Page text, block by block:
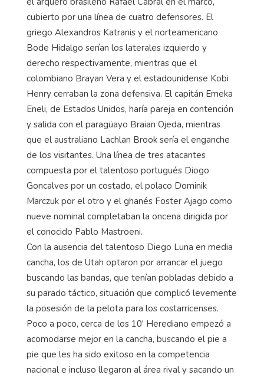
cubierto por una línea de cuatro defensores. El
griego Alexandros Katranis y el norteamericano
Bode Hidalgo serían los laterales izquierdo y
derecho respectivamente, mientras que el
colombiano Brayan Vera y el estadounidense Kobi
Henry cerraban la zona defensiva. El capitán Emeka
Eneli, de Estados Unidos, haría pareja en contención
y salida con el paragüayo Braian Ojeda, mientras
que el australiano Lachlan Brook sería el enganche
de los visitantes. Una línea de tres atacantes
compuesta por el talentoso portugués Diogo
Goncalves por un costado, el polaco Dominik
Marczuk por el otro y el ghanés Foster Ajago como
nueve nominal completaban la oncena dirigida por
el conocido Pablo Mastroeni.
Con la ausencia del talentoso Diego Luna en media
cancha, los de Utah optaron por arrancar el juego
buscando las bandas, que tenían pobladas debido a
su parado táctico, situación que complicó levemente
la posesión de la pelota para los costarricenses.
Poco a poco, cerca de los 10' Herediano empezó a
acomodarse mejor en la cancha, buscando el pie a
pie que les ha sido exitoso en la competencia
nacional e incluso llegaron al área rival y sacando un